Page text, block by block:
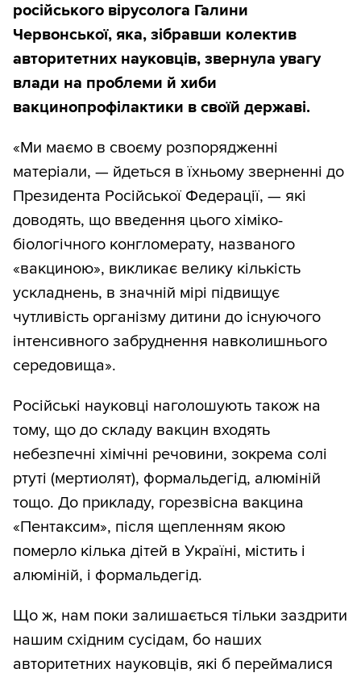
російського вірусолога Галини
Червонської, яка, зібравши колектив
авторитетних науковців, звернула увагу
влади на проблеми й хиби
вакцинопрофілактики в своїй державі.
«Ми маємо в своєму розпорядженні
матеріали, — йдеться в їхньому зверненні до
Президента Російської Федерації, — які
доводять, що введення цього хіміко-
біологічного конгломерату, названого
«вакциною», викликає велику кількість
ускладнень, в значній мірі підвищує
чутливість організму дитини до існуючого
інтенсивного забруднення навколишнього
середовища».
Російські науковці наголошують також на
тому, що до складу вакцин входять
небезпечні хімічні речовини, зокрема солі
ртуті (мертиолят), формальдегід, алюміній
тощо. До прикладу, горезвісна вакцина
«Пентаксим», після щепленням якою
померло кілька дітей в Україні, містить і
алюміній, і формальдегід.
Що ж, нам поки залишається тільки заздрити
нашим cхідним сусідам, бо наших
авторитетних науковців, які б переймалися